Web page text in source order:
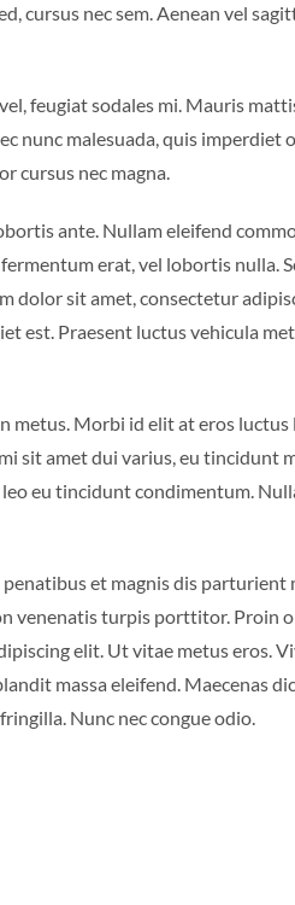
cursus nec sem. Aenean vel
feugiat sodales mi. Mauris
nunc malesuada, quis
cursus nec magna.
ante. Nullam eleifend
erat, vel lobortis nulla.
dolor sit amet, consectetur
est. Praesent luctus vehicula
Morbi id elit at eros luctus
sit amet dui varius, eu tincidunt
eu tincidunt condimentum.
et magnis dis parturient
venenatis turpis porttitor. Proin
elit. Ut vitae metus eros.
massa eleifend. Maecenas
Nunc nec congue odio.